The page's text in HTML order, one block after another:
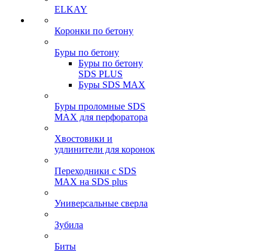
ELKAY
Коронки по бетону
Буры по бетону
Буры по бетону
SDS PLUS
Буры SDS MAX
Буры проломные SDS
MAX для перфоратора
Хвостовики и
удлинители для коронок
Переходники с SDS
MAX на SDS plus
Универсальные сверла
Зубила
Биты